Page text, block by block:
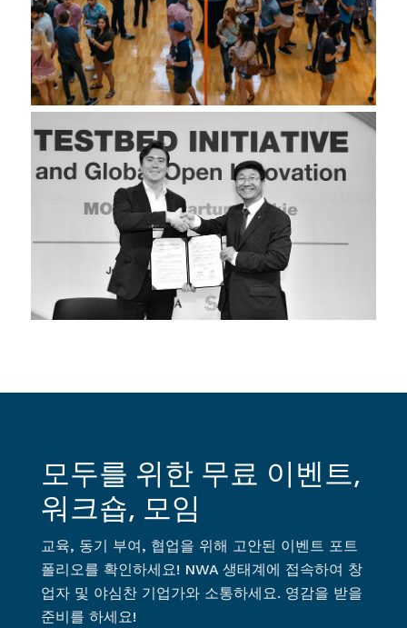
모두를 위한 무료 이벤트,
워크숍, 모임
교육, 동기 부여, 협업을 위해 고안된 이벤트 포트
폴리오를 확인하세요! NWA 생태계에 접속하여 창
업자 및 야심찬 기업가와 소통하세요. 영감을 받을
준비를 하세요!